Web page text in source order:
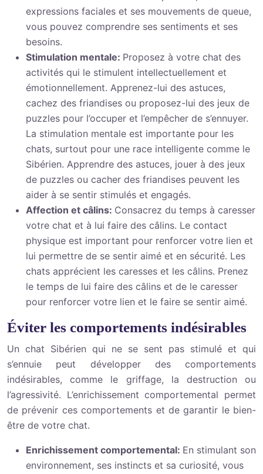
expressions faciales et ses mouvements de queue,
vous pouvez comprendre ses sentiments et ses
besoins.
Stimulation mentale: Proposez à votre chat des
activités qui le stimulent intellectuellement et
émotionnellement. Apprenez-lui des astuces,
cachez des friandises ou proposez-lui des jeux de
puzzles pour l’occuper et l’empêcher de s’ennuyer.
La stimulation mentale est importante pour les
chats, surtout pour une race intelligente comme le
Sibérien. Apprendre des astuces, jouer à des jeux
de puzzles ou cacher des friandises peuvent les
aider à se sentir stimulés et engagés.
Affection et câlins: Consacrez du temps à caresser
votre chat et à lui faire des câlins. Le contact
physique est important pour renforcer votre lien et
lui permettre de se sentir aimé et en sécurité. Les
chats apprécient les caresses et les câlins. Prenez
le temps de lui faire des câlins et de le caresser
pour renforcer votre lien et le faire se sentir aimé.
Éviter les comportements indésirables
Un chat Sibérien qui ne se sent pas stimulé et qui
s’ennuie peut développer des comportements
indésirables, comme le griffage, la destruction ou
l’agressivité. L’enrichissement comportemental permet
de prévenir ces comportements et de garantir le bien-
être de votre chat.
Enrichissement comportemental: En stimulant son
environnement, ses instincts et sa curiosité, vous